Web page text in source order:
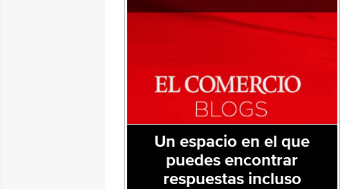
Un espacio en el que
puedes encontrar
respuestas incluso